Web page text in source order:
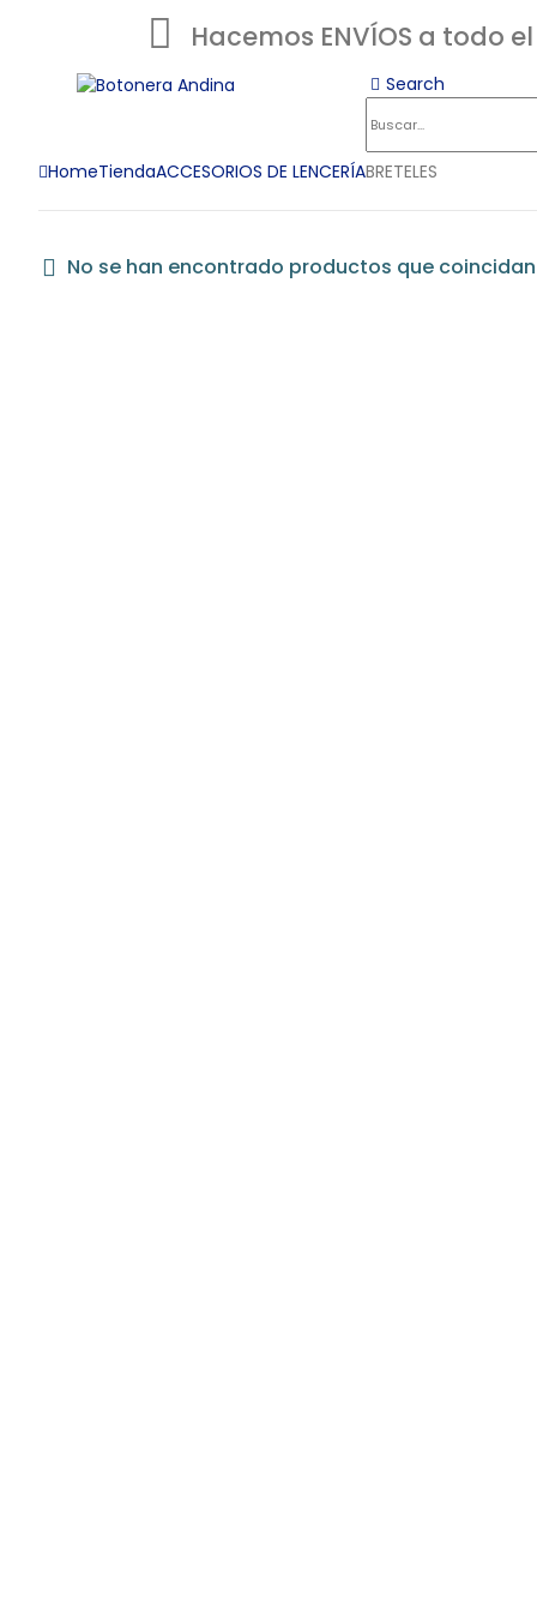
Hacemos ENVÍOS a todo el
Search
HomeTiendaACCESORIOS DE LENCERÍABRETELES
No se han encontrado productos que